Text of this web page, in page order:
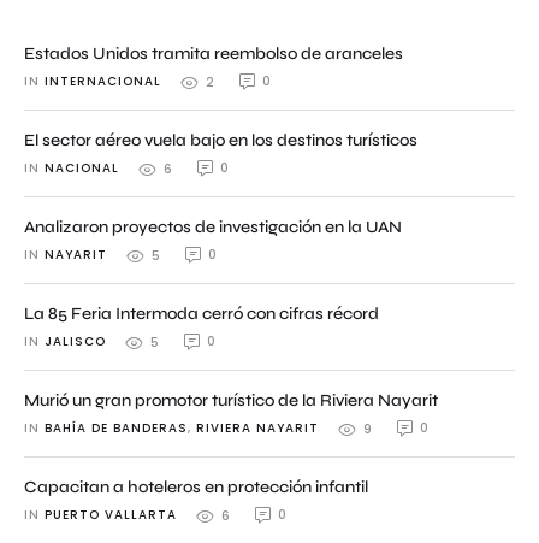
Estados Unidos tramita reembolso de aranceles
IN INTERNACIONAL 2 0
El sector aéreo vuela bajo en los destinos turísticos
IN NACIONAL 6 0
Analizaron proyectos de investigación en la UAN
IN NAYARIT 5 0
La 85 Feria Intermoda cerró con cifras récord
IN JALISCO 5 0
Murió un gran promotor turístico de la Riviera Nayarit
IN BAHÍA DE BANDERAS, RIVIERA NAYARIT 9 0
Capacitan a hoteleros en protección infantil
IN PUERTO VALLARTA 6 0